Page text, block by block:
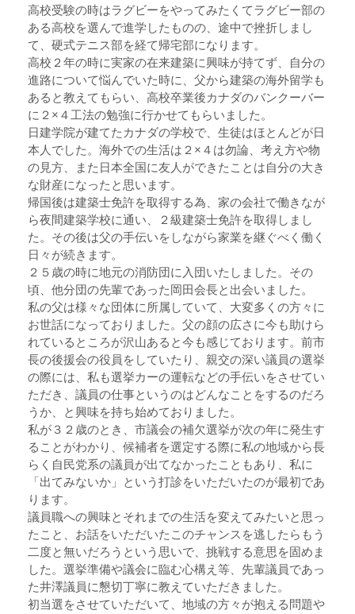
高校受験の時はラグビーをやってみたくてラグビー部の
ある高校を選んで進学したものの、途中で挫折しまし
て、硬式テニス部を経て帰宅部になります。
高校２年の時に実家の在来建築に興味が持てず、自分の
進路について悩んでいた時に、父から建築の海外留学も
あると教えてもらい、高校卒業後カナダのバンクーバー
に２×４工法の勉強に行かせてもらいました。
日建学院が建てたカナダの学校で、生徒はほとんどが日
本人でした。海外での生活は２×４は勿論、考え方や物
の見方、また日本全国に友人ができたことは自分の大き
な財産になったと思います。
帰国後は建築士免許を取得する為、家の会社で働きなが
ら夜間建築学校に通い、２級建築士免許を取得しまし
た。その後は父の手伝いをしながら家業を継ぐべく働く
日々が続きます。
２５歳の時に地元の消防団に入団いたしました。その
頃、他分団の先輩であった岡田会長と出会いました。
私の父は様々な団体に所属していて、大変多くの方々に
お世話になっておりました。父の顔の広さに今も助けら
れているところが沢山あると今も感じております。前市
長の後援会の役員をしていたり、親交の深い議員の選挙
の際には、私も選挙カーの運転などの手伝いをさせてい
ただき、議員の仕事というのはどんなことをするのだろ
うか、と興味を持ち始めておりました。
私が３２歳のとき、市議会の補欠選挙が次の年に発生す
ることがわかり、候補者を選定する際に私の地域から長
らく自民党系の議員が出てなかったこともあり、私に
「出てみないか」という打診をいただいたのが最初であ
ります。
議員職への興味とそれまでの生活を変えてみたいと思っ
たこと、お話をいただいたこのチャンスを逃したらもう
二度と無いだろうという思いで、挑戦する意思を固めま
した。選挙準備や議会に臨む心構え等、先輩議員であっ
た井澤議員に懇切丁寧に教えていただきました。
初当選をさせていただいて、地域の方々が抱える問題や